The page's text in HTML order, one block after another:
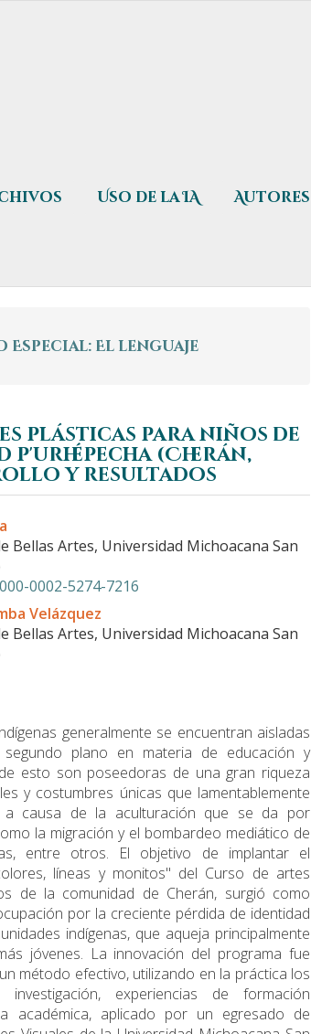
Uso de la IA Autores
Especial: El lenguaje
plásticas para niños de
(Cherán,
y resultados
Bellas Artes, Universidad Michoacana San
0002-5274-7216
Velázquez
Bellas Artes, Universidad Michoacana San
generalmente se encuentran aisladas
plano en materia de educación y
esto son poseedoras de una gran riqueza
y costumbres únicas que lamentablemente
a causa de la aculturación que se da por
la migración y el bombardeo mediático de
entre otros. El objetivo de implantar el
lí­neas y monitos" del Curso de artes
de la comunidad de Cherán, surgió como
por la creciente pérdida de identidad
indígenas, que aqueja principalmente
jóvenes. La innovación del programa fue
método efectivo, utilizando en la práctica los
experiencias de formación
académica, aplicado por un egresado de